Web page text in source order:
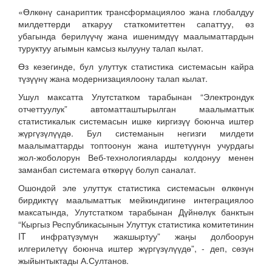
«Өлкөнү санариптик трансформациялоо жана глобалдуу
милдеттерди аткаруу статкомитеттен сапаттуу, өз
убагында берилүүчү жана ишенимдүү маалыматтардын
туруктуу агымын камсыз кылууну талап кылат.
Өз кезегинде, бул улуттук статистика системасын кайра
түзүүнү жана модернизациялоону талап кылат.
Ушул максатта Улутстатком тарабынан “Электрондук
отчеттуулук” автоматташтырылган маалыматтык
статистикалык системасын ишке киргизүү боюнча иштер
жүргүзүлүүдө. Бул системанын негизги милдети
маалыматтарды топтоонун жана иштетүүнүн учурдагы
жол-жоболорун Веб-технологияларды колдонуу менен
заманбап системага өткөрүү болуп саналат.
Ошондой эле улуттук статистика системасын өлкөнүн
бирдиктүү маалыматтык мейкиндигине интеграциялоо
максатында, Улутстатком тарабынан Дүйнөлүк банктын
“Кыргыз Республикасынын Улуттук статистика комитетинин
IT инфратүзүмүн жакшыртуу” жаңы долбоорун
илгерилетүү боюнча иштер жүргүзүлүүдө”, - деп, сөзүн
жыйынтыктады А.Султанов.